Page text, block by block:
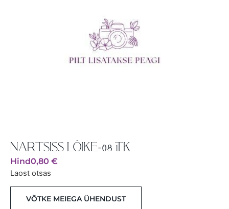
NARTSISS LÕIKE-08 1TK
Hind0,80 €
Laost otsas
VÕTKE MEIEGA ÜHENDUST